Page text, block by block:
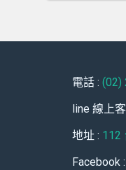
電話 :(02)
line 線上
地址 : 112
Facebook :